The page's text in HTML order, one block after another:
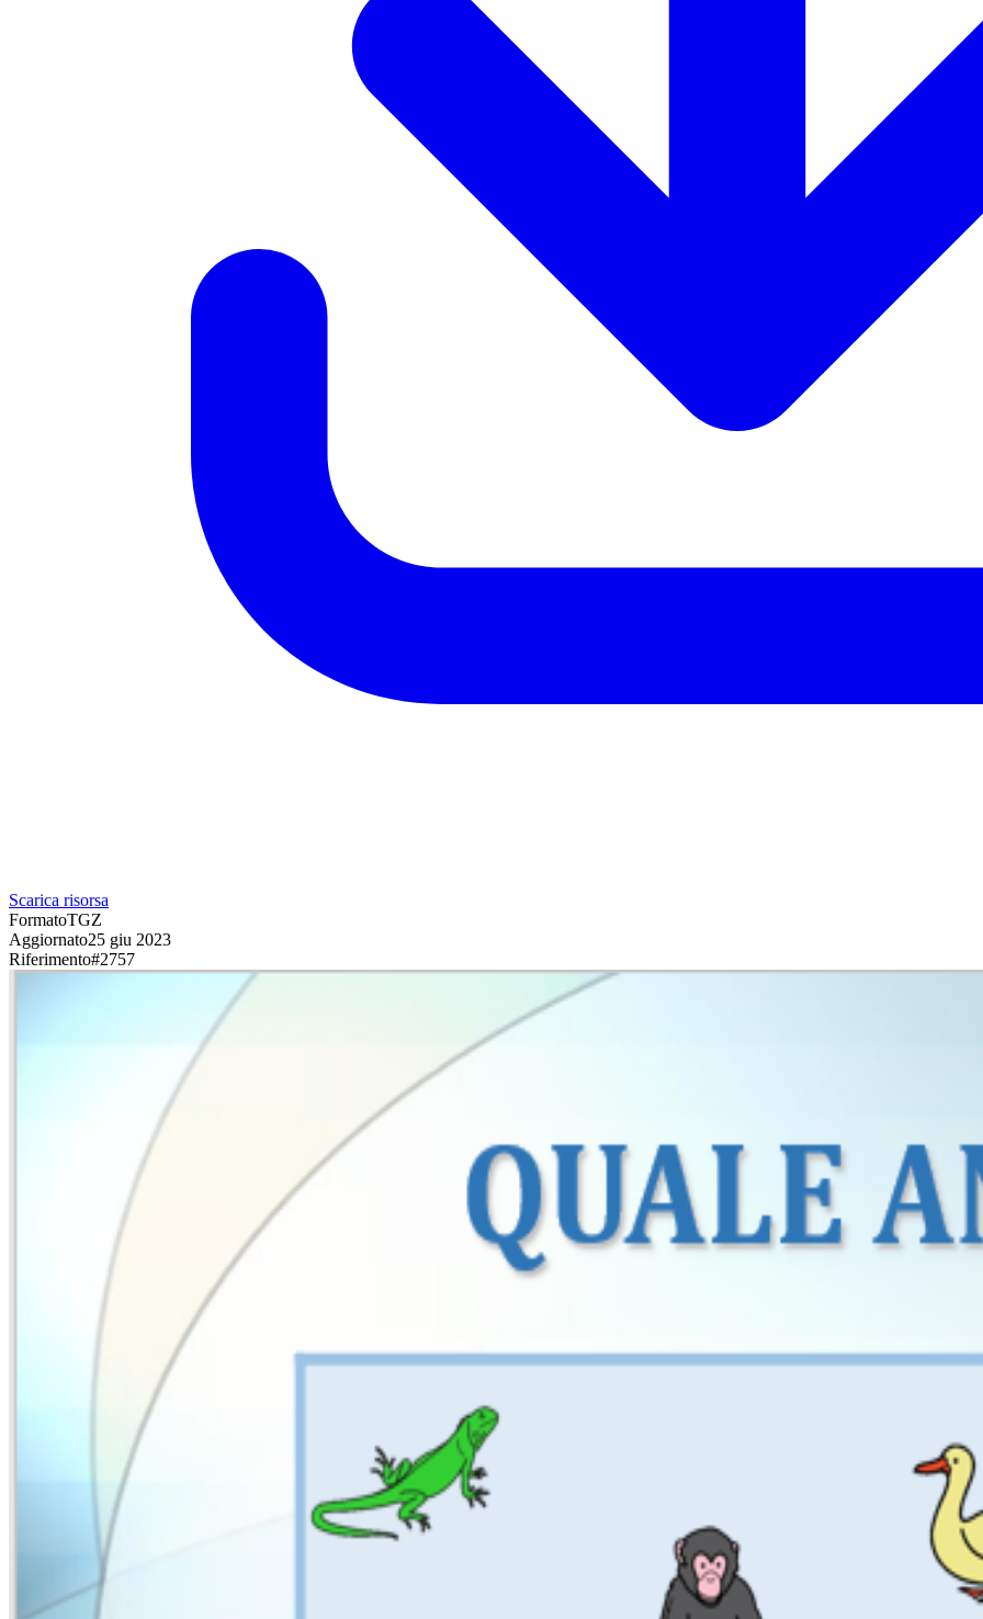
Scarica risorsa
FormatoTGZ
Aggiornato25 giu 2023
Riferimento#2757